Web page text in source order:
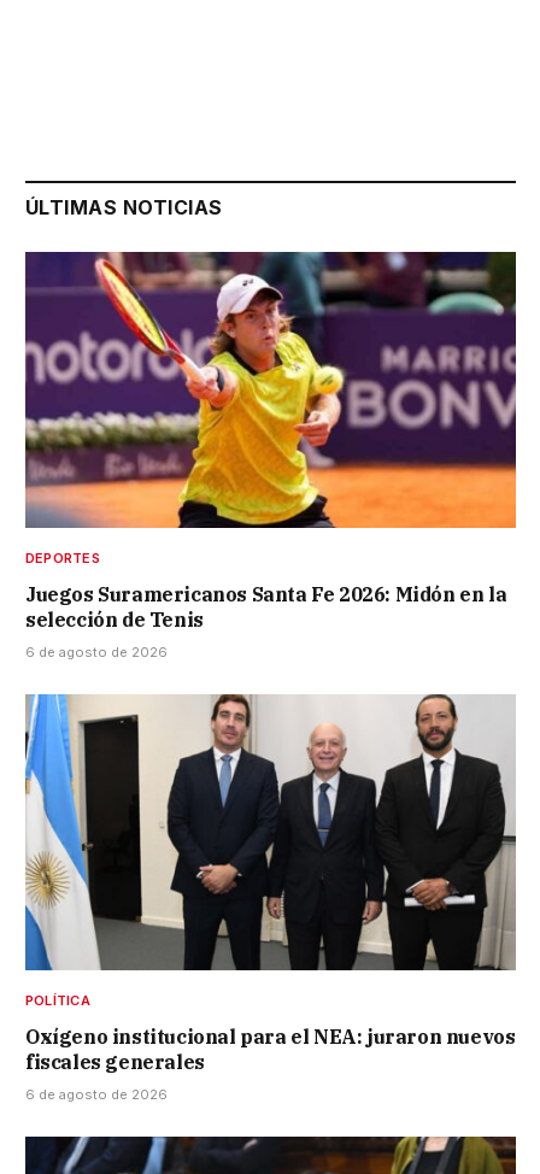
ÚLTIMAS NOTICIAS
DEPORTES
Juegos Suramericanos Santa Fe 2026: Midón en la
selección de Tenis
6 de agosto de 2026
POLÍTICA
Oxígeno institucional para el NEA: juraron nuevos
fiscales generales
6 de agosto de 2026